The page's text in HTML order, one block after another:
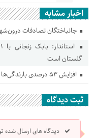
اخبار مشابه
جانباختگان تصادفات درون‌شهری گلستان
گلستان است
افزایش ۵۳ درصدی بارندگی‌ها در گلستان
ثبت دیدگاه
دیدگاه های ارسال شده